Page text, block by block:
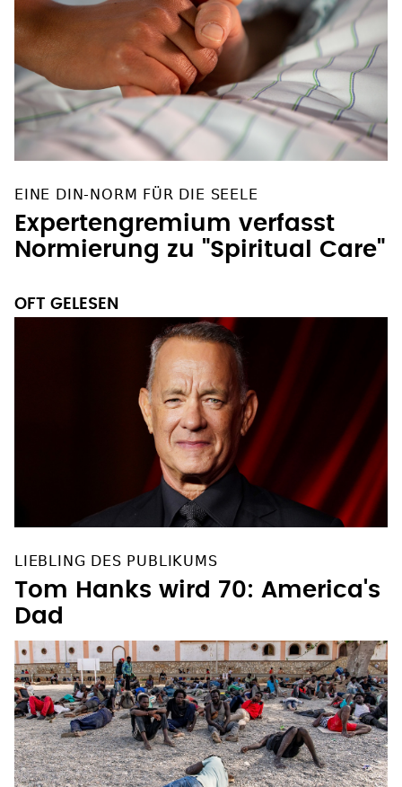
EINE DIN-NORM FÜR DIE SEELE
Expertengremium verfasst
Normierung zu "Spiritual Care"
OFT GELESEN
LIEBLING DES PUBLIKUMS
Tom Hanks wird 70: America's
Dad